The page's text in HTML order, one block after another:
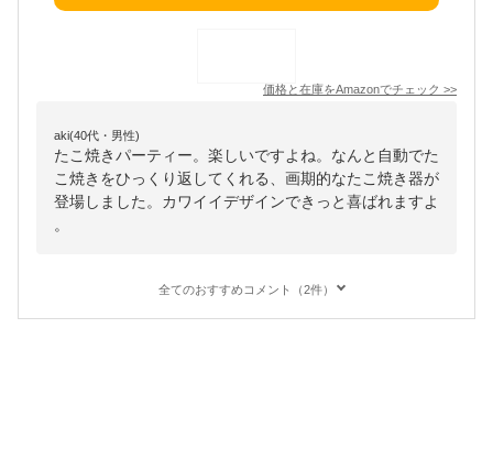
価格と在庫をAmazonでチェック >>
aki(40代・男性)
たこ焼きパーティー。楽しいですよね。なんと自動でた
こ焼きをひっくり返してくれる、画期的なたこ焼き器が
登場しました。カワイイデザインできっと喜ばれますよ
。
全てのおすすめコメント（2件）